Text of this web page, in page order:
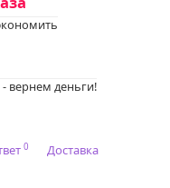
с нами для
нам в Viber
- вернем деньги!
0
Доставка